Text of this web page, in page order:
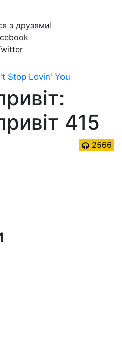
з друзями!
Stop Lovin' You
415
2566